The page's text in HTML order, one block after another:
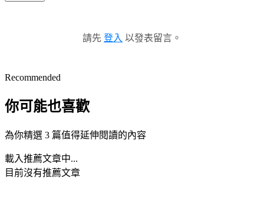
請先 登入 以發表留言。
Recommended
你可能也喜歡
為你精選 3 篇值得延伸閱讀的內容
載入推薦文章中...
目前沒有推薦文章